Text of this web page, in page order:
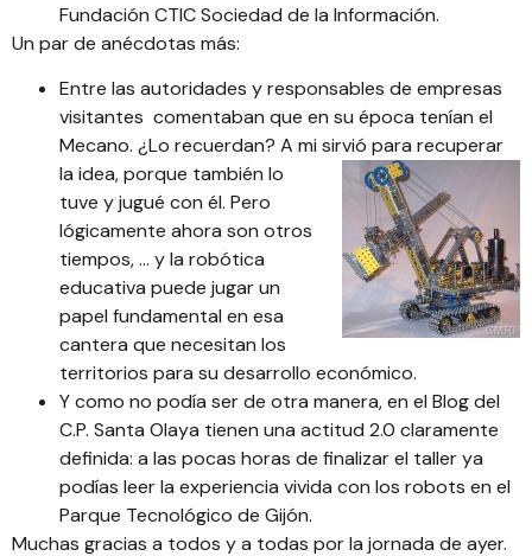
Fundación CTIC Sociedad de la Información.
Un par de anécdotas más:
Entre las autoridades y responsables de empresas
visitantes comentaban que en su época tenían el
Mecano. ¿Lo recuerdan? A mi sirvió para recuperar
la idea, porque también lo
tuve y jugué con él. Pero
lógicamente ahora son otros
tiempos, … yla robótica
educativa puede jugar un
papel fundamental en esa
cantera que necesitan los
territorios para su desarrollo económico.
Y como no podía ser de otra manera,en el Blog del
C.P. Santa Olaya tienen una actitud 2.0 claramente
definida: a las pocas horas de finalizar el taller ya
podías leer la experiencia vivida con los robots en el
Parque Tecnológico de Gijón.
Muchas gracias a todos y a todas por la jornada de ayer.